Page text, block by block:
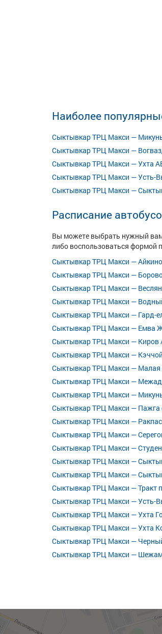
Наиболее
Сыктывкар ТРЦ Макси —
Сыктывкар ТРЦ Макси —
Сыктывкар ТРЦ Макси — Ухта
Сыктывкар ТРЦ Макси — Усть-
Сыктывкар ТРЦ Макси —
Расписание
Вы можете выбрать нужный вам
либо воспользоваться формой
Сыктывкар ТРЦ Макси —
Сыктывкар ТРЦ Макси —
Сыктывкар ТРЦ Макси —
Сыктывкар ТРЦ Макси —
Сыктывкар ТРЦ Макси — Гард-
Сыктывкар ТРЦ Макси — Емва
Сыктывкар ТРЦ Макси — Киров
Сыктывкар ТРЦ Макси —
Сыктывкар ТРЦ Макси — Малая
Сыктывкар ТРЦ Макси —
Сыктывкар ТРЦ Макси —
Сыктывкар ТРЦ Макси — Пажга
Сыктывкар ТРЦ Макси —
Сыктывкар ТРЦ Макси —
Сыктывкар ТРЦ Макси —
Сыктывкар ТРЦ Макси —
Сыктывкар ТРЦ Макси —
Сыктывкар ТРЦ Макси — Тракт
Сыктывкар ТРЦ Макси — Усть-
Сыктывкар ТРЦ Макси — Ухта
Сыктывкар ТРЦ Макси — Ухта
Сыктывкар ТРЦ Макси —
Сыктывкар ТРЦ Макси —